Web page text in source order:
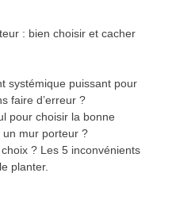
: bien choisir et cacher
systémique puissant pour
faire d’erreur ?
pour choisir la bonne
un mur porteur ?
? Les 5 inconvénients
planter.